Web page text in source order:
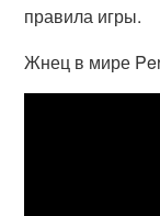
правила игры.
Жнец в мире